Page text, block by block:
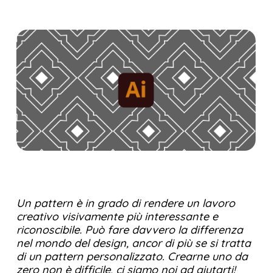
Un pattern è in grado di rendere un lavoro
creativo visivamente più interessante e
riconoscibile. Può fare davvero la differenza
nel mondo del design, ancor di più se si tratta
di un pattern personalizzato. Crearne uno da
zero non è difficile, ci siamo noi ad aiutarti!